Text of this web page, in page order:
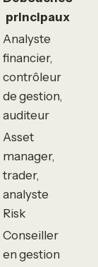
principaux
Analyste
financier,
contrôleur
de gestion,
auditeur
Asset
manager,
trader,
analyste
Risk
Conseiller
en gestion